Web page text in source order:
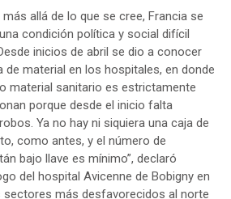
allá de lo que se cree, Francia se
condición política y social difícil
inicios de abril se dio a conocer
de material en los hospitales, en donde
material sanitario es estrictamente
porque desde el inicio falta
Ya no hay ni siquiera una caja de
como antes, y el número de
bajo llave es mínimo”, declaró
del hospital Avicenne de Bobigny en
sectores más desfavorecidos al norte